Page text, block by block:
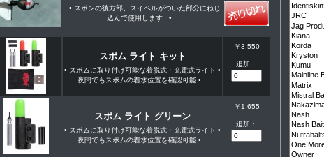
• スポンの後方部、スイベルがついた部分にねじ
込んで使用します •...
スポム ライト キット
• スポムに取り付け可能な着脱式・充電式ライト •
夜間でもスポムの着水位置を確認可能 •...
￥3,550
追加：
スポム ライト グリーン
• スポムに取り付け可能な着脱式・充電式ライト •
夜間でもスポムの着水位置を確認可能 •...
￥1,655
追加：